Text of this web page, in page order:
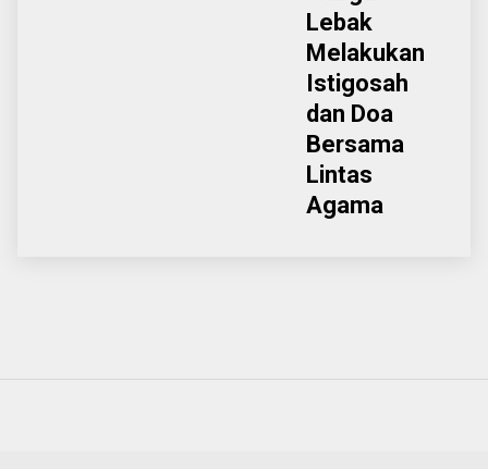
Lebak
Melakukan
Istigosah
dan Doa
Bersama
Lintas
Agama